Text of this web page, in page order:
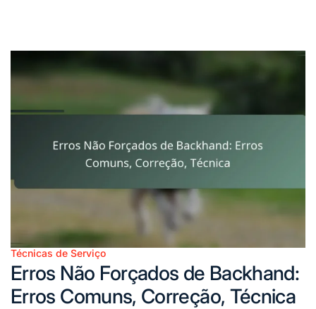
Posted
in
Técnicas de Serviço
Erros Não Forçados de Backhand:
Erros Comuns, Correção, Técnica